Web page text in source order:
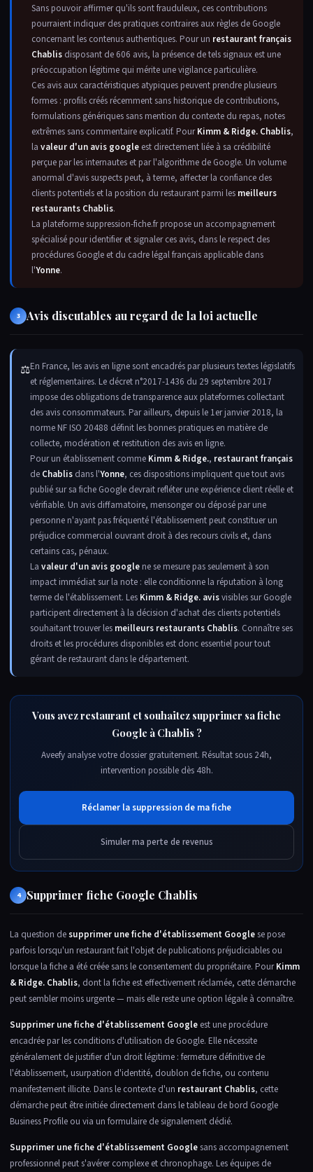
Sans pouvoir affirmer qu'ils sont frauduleux, ces contributions
pourraient indiquer des pratiques contraires aux règles de Google
concernant les contenus authentiques. Pour un restaurant français
Chablis disposant de 606 avis, la présence de tels signaux est une
préoccupation légitime qui mérite une vigilance particulière.
Ces avis aux caractéristiques atypiques peuvent prendre plusieurs
formes : profils créés récemment sans historique de contributions,
formulations génériques sans mention du contexte du repas, notes
extrêmes sans commentaire explicatif. PourKimm & Ridge. Chablis,
la valeur d'un avis google est directement liée à sa crédibilité
perçue par les internautes et par l'algorithme de Google. Un volume
anormal d'avis suspects peut, à terme, affecter la confiance des
clients potentiels et la position du restaurant parmi les meilleurs
restaurants Chablis.
La plateforme suppression-fiche.fr propose un accompagnement
spécialisé pour identifier et signaler ces avis, dans le respect des
procédures Google et du cadre légal français applicable dans
l'Yonne.
3 Avis discutables au regard de la loi actuelle
⚖En France, les avis en ligne sont encadrés par plusieurs textes législatifs
et réglementaires. Le décret n°2017-1436 du 29 septembre 2017
impose des obligations de transparence aux plateformes collectant
des avis consommateurs. Par ailleurs, depuis le 1er janvier 2018, la
norme NF ISO 20488 définit les bonnes pratiques en matière de
collecte, modération et restitution des avis en ligne.
Pour un établissement comme Kimm & Ridge., restaurant français
de Chablis dans l'Yonne, ces dispositions impliquent que tout avis
publié sur sa fiche Google devrait refléter une expérience client réelle et
vérifiable. Un avis diffamatoire, mensonger ou déposé par une
personne n'ayant pas fréquenté l'établissement peut constituer un
préjudice commercial ouvrant droit à des recours civils et, dans
certains cas, pénaux.
La valeur d'un avis google ne se mesure pas seulement à son
impact immédiat sur la note : elle conditionne la réputation à long
terme de l'établissement. Les Kimm & Ridge. avisvisibles sur Google
participent directement à la décision d'achat des clients potentiels
souhaitant trouver les meilleurs restaurants Chablis. Connaître ses
droits et les procédures disponibles est donc essentiel pour tout
gérant de restaurant dans le département.
Vous avez restaurant et souhaitez supprimer sa fiche
Google à Chablis ?
Aveefy analyse votre dossier gratuitement. Résultat sous 24h,
intervention possible dès 48h.
Réclamer la suppression de ma fiche
Simuler ma perte de revenus
4 Supprimer fiche Google Chablis
La question desupprimer une fiche d'établissement Googlese pose
parfois lorsqu'un restaurant fait l'objet de publications préjudiciables ou
lorsque la fiche a été créée sans le consentement du propriétaire. PourKimm
& Ridge. Chablis, dont la fiche est effectivement réclamée, cette démarche
peut sembler moins urgente — mais elle reste une option légale à connaître.
Supprimer une fiche d'établissement Google est une procédure
encadrée par les conditions d'utilisation de Google. Elle nécessite
généralement de justifier d'un droit légitime : fermeture définitive de
l'établissement, usurpation d'identité, doublon de fiche, ou contenu
manifestement illicite. Dans le contexte d'un restaurant Chablis, cette
démarche peut être initiée directement dans le tableau de bord Google
Business Profile ou via un formulaire de signalement dédié.
Supprimer une fiche d'établissement Googlesans accompagnement
professionnel peut s'avérer complexe et chronophage. Les équipes de